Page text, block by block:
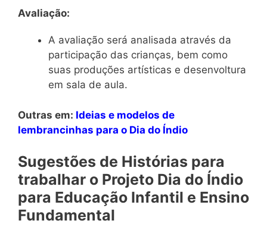
Avaliação:
A avaliação será analisada através da
participação das crianças, bem como
suas produções artísticas e desenvoltura
em sala de aula.
Outras em: Ideias e modelos de
lembrancinhas para o Dia do Índio
Sugestões de Histórias para
trabalhar o Projeto Dia do Índio
para Educação Infantil e Ensino
Fundamental